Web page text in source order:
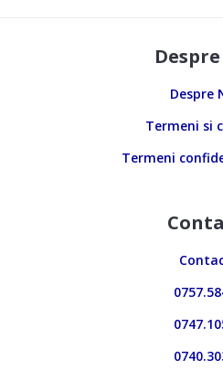
Despre
Termeni si
Termeni